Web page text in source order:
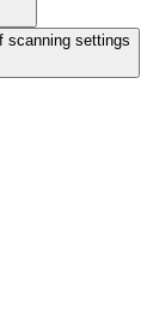
scanning settings